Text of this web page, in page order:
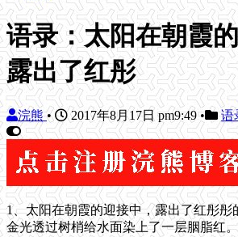
语录：太阳在朝霞
露出了红彤
浣熊• 2017年8月17日 pm9:49• 语
1、太阳在朝霞的迎接中，露出了红彤彤
金光透过树梢给水面染上了一层胭脂红。